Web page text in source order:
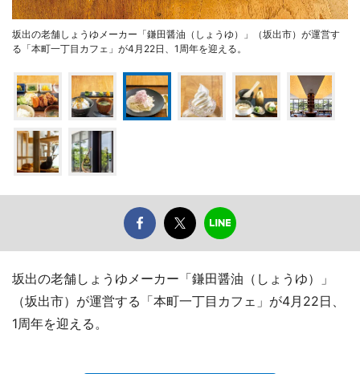
坂出の老舗しょうゆメーカー「鎌田醤油（しょうゆ）」（坂出市）が運営す
る「本町一丁目カフェ」が4月22日、1周年を迎える。
坂出の老舗しょうゆメーカー「鎌田醤油（しょうゆ）」
（坂出市）が運営する「本町一丁目カフェ」が4月22日、
1周年を迎える。